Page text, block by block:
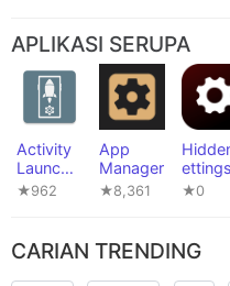
APLIKASI SERUPA
Activity
Launche
r★962
App
Manager
★8,361
ettings
★0
CARIAN TRENDING